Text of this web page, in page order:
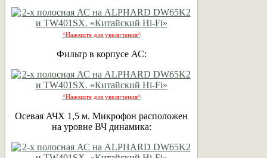
^Нажмите для увеличения^
Фильтр в корпусе АС:
^Нажмите для увеличения^
Осевая АЧХ 1,5 м. Микрофон расположен
на уровне ВЧ динамика: